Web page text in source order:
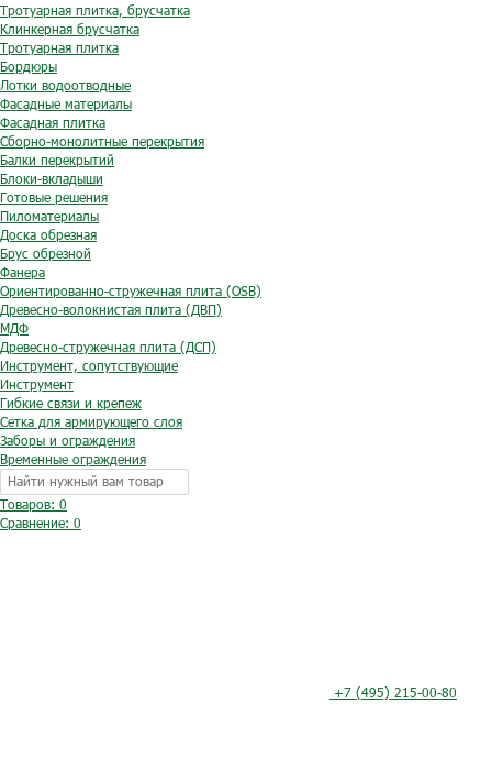
Тротуарная плитка, брусчатка
Клинкерная брусчатка
Тротуарная плитка
Бордюры
Лотки водоотводные
Фасадные материалы
Фасадная плитка
Сборно-монолитные перекрытия
Балки перекрытий
Блоки-вкладыши
Готовые решения
Пиломатериалы
Доска обрезная
Брус обрезной
Фанера
Ориентированно-стружечная плита (OSB)
Древесно-волокнистая плита (ДВП)
МДФ
Древесно-стружечная плита (ДСП)
Инструмент, сопутствующие
Инструмент
Гибкие связи и крепеж
Сетка для армирующего слоя
Заборы и ограждения
Временные ограждения
Товаров: 0
Сравнение: 0
+7 (495) 215-00-80